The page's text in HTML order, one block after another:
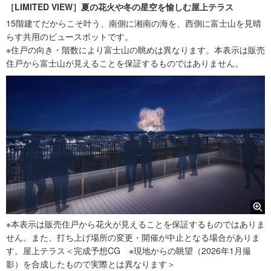
［LIMITED VIEW］夏の花火や冬の星空を愉しむ屋上テラス
15階建てだからこそ叶う、南側に湘南の海を、西側に富士山を見晴
らす共用のビュースポットです。
※住戸の向き・階数により富士山の眺めは異なります。本表示は販売
住戸から富士山が見えることを保証するものではありません。
※本表示は販売住戸から花火が見えることを保証するものではありま
せん。また、打ち上げ場所の変更・開催が中止となる場合がありま
す。屋上テラス＜完成予想CG ※現地からの眺望（2026年1月撮
影）を合成したもので実際とは異なります＞